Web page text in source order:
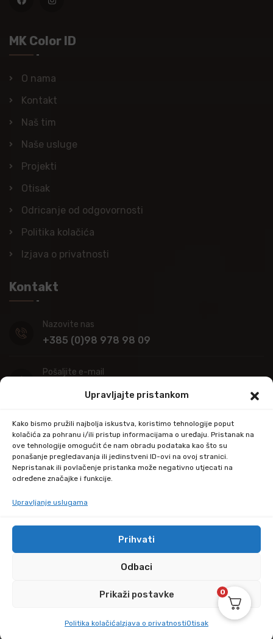
Upravljajte pristankom
Kako bismo pružili najbolja iskustva, koristimo tehnologije poput
kolačića za pohranu i/ili pristup informacijama o uređaju. Pristanak na
ove tehnologije omogućit će nam obradu podataka kao što su
ponašanje pregledavanja ili jedinstveni ID-ovi na ovoj stranici.
Nepristanak ili povlačenje pristanka može negativno utjecati na
određene značajke i funkcije.
Upravljanje uslugama
Prihvati
Odbaci
Prikaži postavke
Politika kolačićaIzjava o privatnostiOtisak
MK Color ID
O nama
Kontakt
Naš tim
Naše usluge
Projekti
Otisak
Odricanje od odgovornosti
Politika kolačića
Izjava o privatnosti
Kontakt
Nazovite nas
+385 (0)98 978 98 09
Pošaljite e-mail
Adresa
Industrijska ulica 39,
34000 Požega
© Copyright 2024 by kupitapetu.com
0